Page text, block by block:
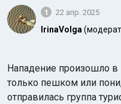
1 22 апр. 2025
IrinaVolga
Нападение произошло в
только пешком или
отправилась группа